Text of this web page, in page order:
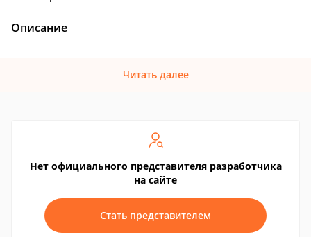
Описание
Читать далее
Нет официального представителя разработчика
на сайте
Стать представителем